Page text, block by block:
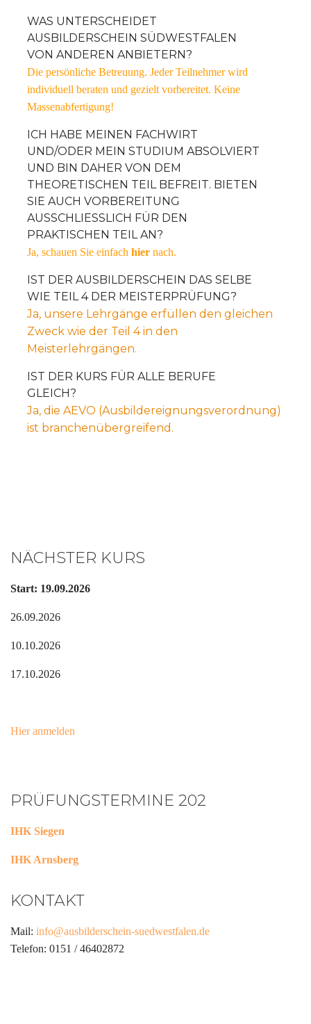
WAS UNTERSCHEIDET
AUSBILDERSCHEIN SÜDWESTFALEN
VON ANDEREN ANBIETERN?
Die persönliche Betreuung. Jeder Teilnehmer wird
individuell beraten und gezielt vorbereitet. Keine
Massenabfertigung!
ICH HABE MEINEN FACHWIRT
UND/ODER MEIN STUDIUM ABSOLVIERT
UND BIN DAHER VON DEM
THEORETISCHEN TEIL BEFREIT. BIETEN
SIE AUCH VORBEREITUNG
AUSSCHLIESSLICH FÜR DEN P
RAKTISCHEN TEIL AN?
Ja, schauen Sie einfach hier nach.
IST DER AUSBILDERSCHEIN DAS SELBE
WIE TEIL 4 DER MEISTERPRÜFUNG?
Ja, unsere Lehrgänge erfüllen den gleichen
Zweck wie der Teil 4 in den
Meisterlehrgängen.
IST DER KURS FÜR ALLE BERUFE
GLEICH?
Ja, die AEVO (Ausbildereignungsverordnung)
ist branchenübergreifend.
NÄCHSTER KURS
Start: 19.09.2026
26.09.2026
10.10.2026
17.10.2026
Hier anmelden
PRÜFUNGSTERMINE 202
IHK Siegen
IHK Arnsberg
KONTAKT
Mail: info@ausbilderschein-suedwestfalen.de
Telefon: 0151 / 46402872